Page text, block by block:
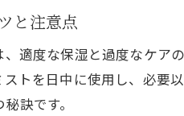
と注意点
適度な保湿と過度なケ
トを日中に使用し、必
訣です。